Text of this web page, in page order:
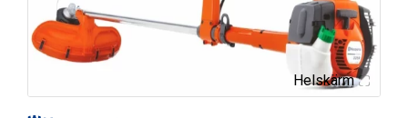
Helskärm